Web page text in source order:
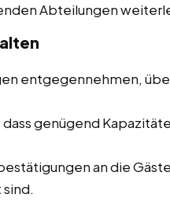
Abteilungen
entgegennehmen,
genügend
an die